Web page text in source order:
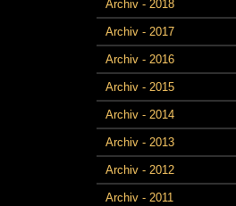
Archiv - 2018
Archiv - 2017
Archiv - 2016
Archiv - 2015
Archiv - 2014
Archiv - 2013
Archiv - 2012
Archiv - 2011